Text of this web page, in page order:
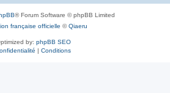
h
® Forum Software © phpBB Limited
française officielle ©Qiaeru
by: phpBB SEO
| Conditions